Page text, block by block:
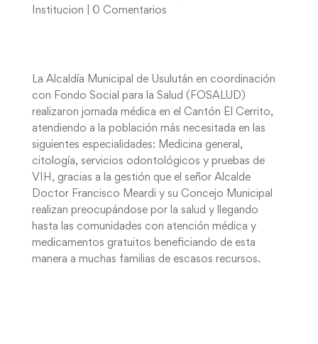
Institucion
0 Comentarios
La Alcaldía Municipal de Usulután en coordinación
con Fondo Social para la Salud (FOSALUD)
realizaron jornada médica en el Cantón El Cerrito,
atendiendo a la población más necesitada en las
siguientes especialidades: Medicina general,
citología, servicios odontológicos y pruebas de
VIH, gracias a la gestión que el señor Alcalde
Doctor Francisco Meardi y su Concejo Municipal
realizan preocupándose por la salud y llegando
hasta las comunidades con atención médica y
medicamentos gratuitos beneficiando de esta
manera a muchas familias de escasos recursos.